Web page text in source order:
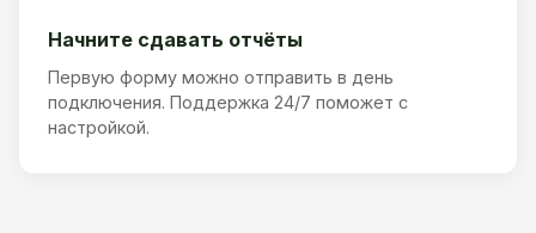
Начните сдавать отчёты
Первую форму можно отправить в день
подключения. Поддержка 24/7 поможет с
настройкой.